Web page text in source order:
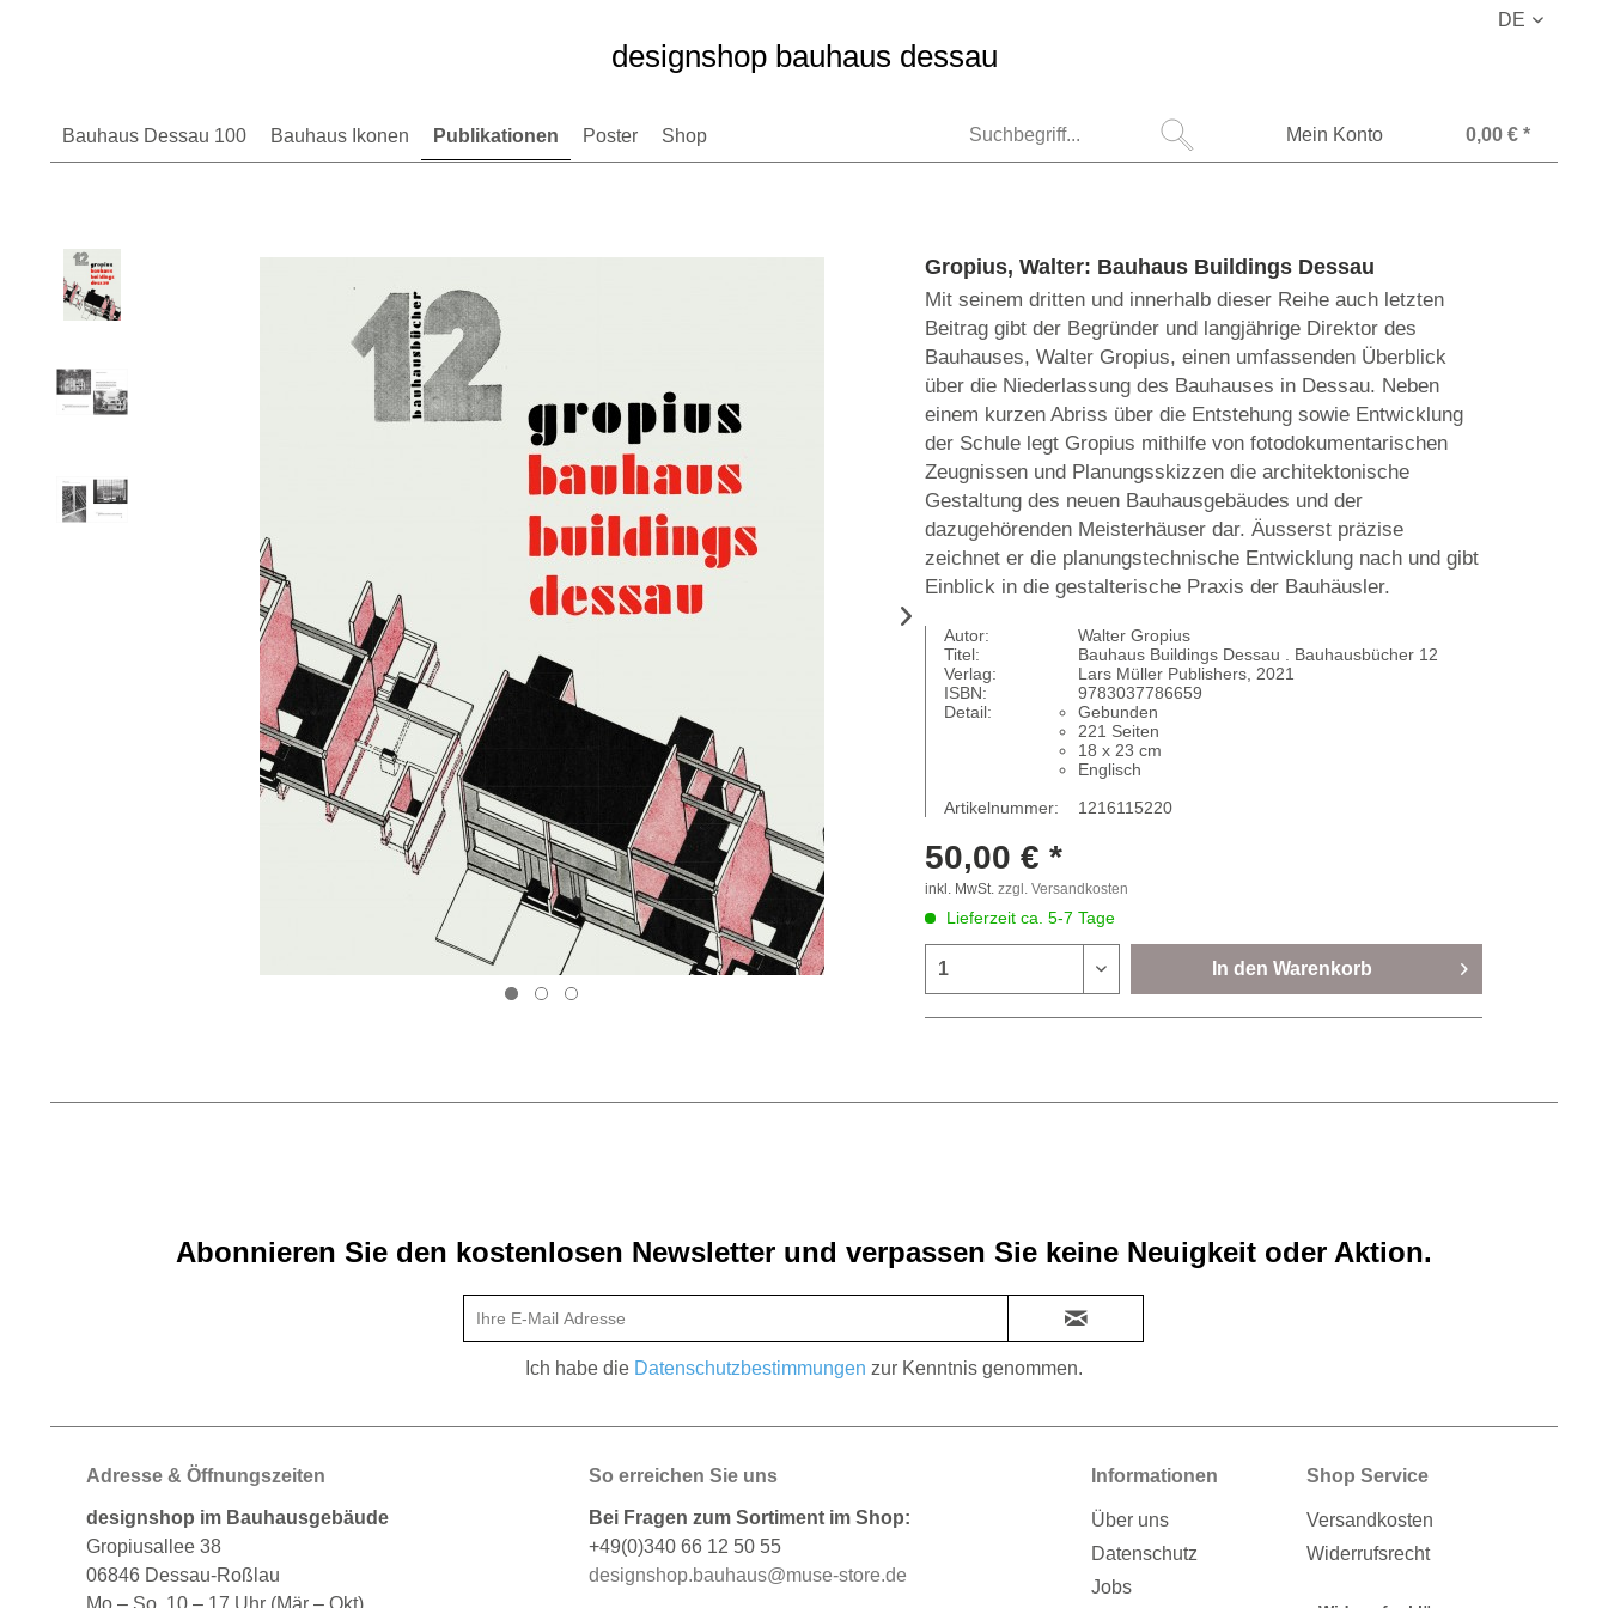
DE
designshop bauhaus dessau
Bauhaus Dessau 100 Bauhaus Ikonen Publikationen Poster Shop Mein Konto 0,00 € *
Gropius, Walter: Bauhaus Buildings Dessau
Mit seinem dritten und innerhalb dieser Reihe auch letzten
Beitrag gibt der Begründer und langjährige Direktor des
Bauhauses, Walter Gropius, einen umfassenden Überblick
über die Niederlassung des Bauhauses in Dessau. Neben
einem kurzen Abriss über die Entstehung sowie Entwicklung
der Schule legt Gropius mithilfe von fotodokumentarischen
Zeugnissen und Planungsskizzen die architektonische
Gestaltung des neuen Bauhausgebäudes und der
dazugehörenden Meisterhäuser dar. Äusserst präzise
zeichnet er die planungstechnische Entwicklung nach und gibt
Einblick in die gestalterische Praxis der Bauhäusler.
Autor:
Walter Gropius
Titel:
Bauhaus Buildings Dessau . Bauhausbücher 12
Verlag:
Lars Müller Publishers, 2021
ISBN:
9783037786659
Detail:
Gebunden
221 Seiten
18 x 23 cm
Englisch
Artikelnummer:
1216115220
50,00 € *
inkl. MwSt. zzgl. Versandkosten
Lieferzeit ca. 5-7 Tage
In den Warenkorb
Abonnieren Sie den kostenlosen Newsletter und verpassen Sie keine Neuigkeit oder Aktion.
Ich habe die Datenschutzbestimmungen zur Kenntnis genommen.
Adresse & Öffnungszeiten
designshop im Bauhausgebäude
Gropiusallee 38
06846 Dessau-Roßlau
Mo – So, 10 – 17 Uhr (Mär – Okt)
So erreichen Sie uns
Bei Fragen zum Sortiment im Shop:
+49(0)340 66 12 50 55
designshop.bauhaus@muse-store.de
Informationen
Über uns
Datenschutz
Jobs
Shop Service
Versandkosten
Widerrufsrecht